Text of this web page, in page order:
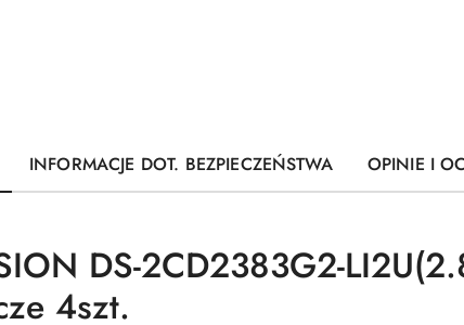
INFORMACJE DOT. BEZPIECZEŃSTWA OPINIE I
DS-2CD2383G2-
4szt.